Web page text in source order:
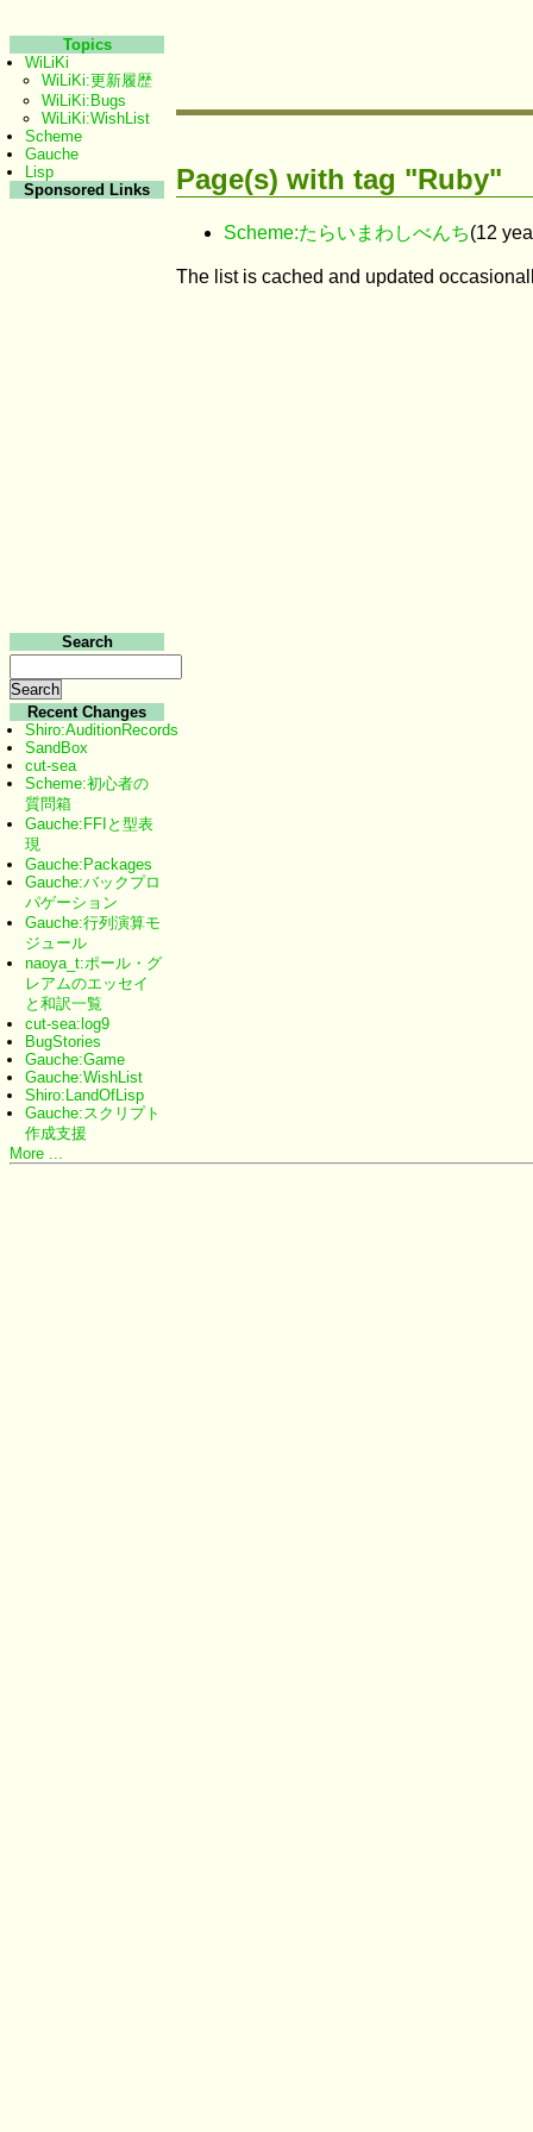
Page(s) with tag "Ruby"
Scheme:たらいまわしべんち(12
The list is cached and updated
Topics
WiLiKi
WiLiKi:更新履歴
WiLiKi:Bugs
WiLiKi:WishList
Scheme
Gauche
Lisp
Sponsored Links
Search
Recent Changes
Shiro:AuditionRecords
SandBox
cut-sea
Scheme:初心者の
質問箱
Gauche:FFIと型表
現
Gauche:Packages
Gauche:バックプロ
パゲーション
Gauche:行列演算モ
ジュール
naoya_t:ポール・グ
レアムのエッセイ
と和訳一覧
cut-sea:log9
BugStories
Gauche:Game
Gauche:WishList
Shiro:LandOfLisp
Gauche:スクリプト
作成支援
More ...